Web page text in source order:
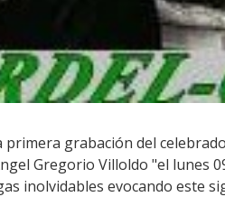
grabación del
Gregorio Villoldo "el lunes
inolvidables evocando este